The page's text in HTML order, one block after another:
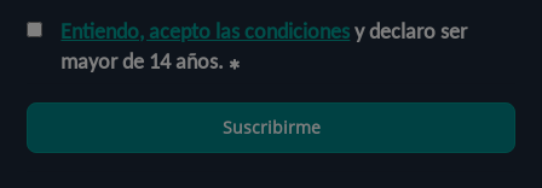
Entiendo, acepto las condicionesy declaro ser
mayor de 14 años.
Suscribirme